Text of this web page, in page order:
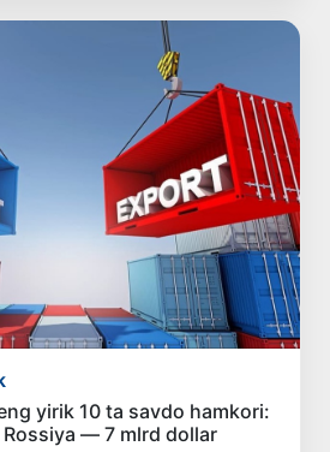
yirik 10 ta savdo hamkori:
— 7 mlrd dollar